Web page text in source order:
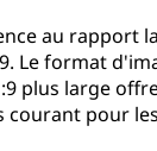
au rapport
Le format
plus large
pour